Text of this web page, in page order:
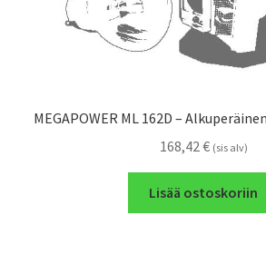
MEGAPOWER ML 162D –
168,42 € (sis alv)
Lisää ostoskoriin